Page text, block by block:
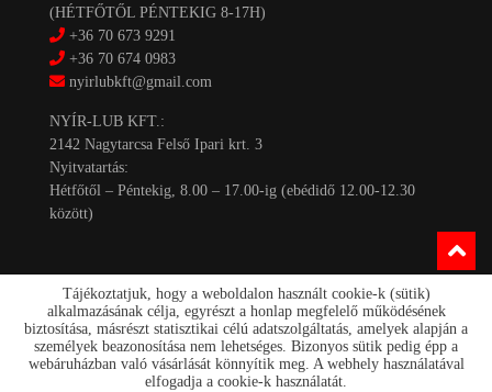
(HÉTFŐTŐL PÉNTEKIG 8-17H)
+36 70 673 9291
+36 70 674 0983
nyirlubkft@gmail.com
NYÍR-LUB KFT.:
2142 Nagytarcsa Felső Ipari krt. 3
Nyitvatartás:
Hétfőtől – Péntekig, 8.00 – 17.00-ig (ebédidő 12.00-12.30
között)
Kapcsolat
Akciók
Tájékoztatjuk, hogy a weboldalon használt cookie-k (sütik)
alkalmazásának célja, egyrészt a honlap megfelelő működésének
biztosítása, másrészt statisztikai célú adatszolgáltatás, amelyek alapján a
személyek beazonosítása nem lehetséges. Bizonyos sütik pedig épp a
webáruházban való vásárlását könnyítik meg. A webhely használatával
elfogadja a cookie-k használatát.